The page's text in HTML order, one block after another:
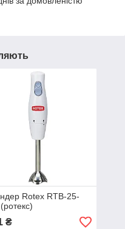
Rotex RTB-25-
₴